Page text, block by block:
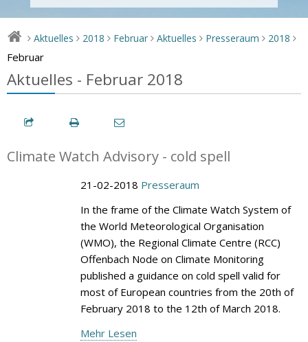
> Aktuelles > 2018 > Februar > Aktuelles > Presseraum > 2018 >
Februar
Aktuelles - Februar 2018
Climate Watch Advisory - cold spell
21-02-2018 Presseraum
In the frame of the Climate Watch System of
the World Meteorological Organisation
(WMO), the Regional Climate Centre (RCC)
Offenbach Node on Climate Monitoring
published a guidance on cold spell valid for
most of European countries from the 20th of
February 2018 to the 12th of March 2018.
Mehr Lesen